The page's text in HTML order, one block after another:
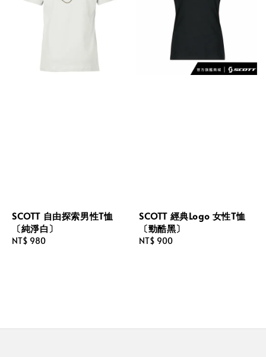
SCOTT 自由探索男性T恤
〔純淨白〕
Regular
NT$ 980
SCOTT 經典Logo 女性T恤
〔勁酷黑〕
Regular
NT$ 900